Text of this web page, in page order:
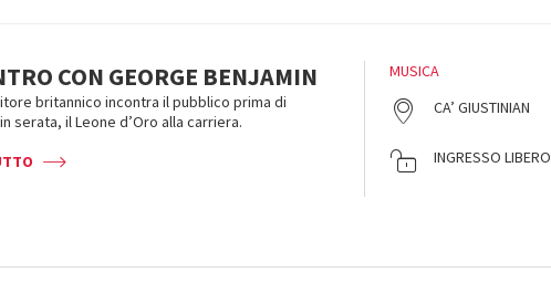
CON GEORGE BENJAMIN
britannico incontra il pubblico prima di
serata, il Leone d’Oro alla carriera.
MUSICA
CA’ GIUSTINIAN
INGRESSO LIBERO